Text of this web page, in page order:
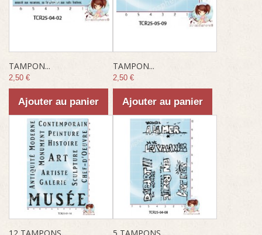
TAMPON...
2,50 €
Ajouter au panier
TAMPON...
2,50 €
Ajouter au panier